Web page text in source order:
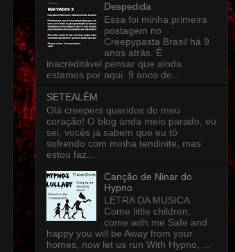
Despedida
Essa foi minha primeira
postagem no
Creepypasta Brasil há 9
anos atrás. É
inacreditável pensar que ainda
estamos por aqui. 9 anos de...
SETEALÉM
Olá creepers queridos do meu
coração! O blog anda meio parado, eu
sei, vocês já sabem que eu tô
sofrendo com minha tendinite, mas
estou faz...
Canção de Ninar do
Hypno
LETRA DA MUSICA
Come little children,
come with me Safe and
happy you will be Away from your
homes, now let us run With Hypno, ...